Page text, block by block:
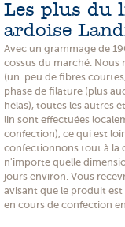
Les plus du
ardoise
Avec un grammage de
cossus du marché.
(un peu de fibres
phase de filature (plus
hélas), toutes les autres
lin sont effectuées
confection), ce qui est
confectionnons tout à la
n'importe quelle
jours environ. Vous
avisant que le produit
en cours de confection